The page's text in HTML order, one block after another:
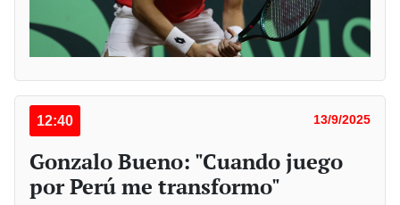
12:40 13/9/2025
Gonzalo Bueno: "Cuando juego
por Perú me transformo"